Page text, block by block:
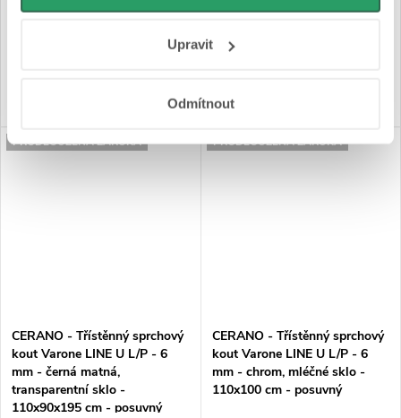
osobní údaje najdete na stránkách
Upravit
Odmítnout
10 370 Kč
PRODLOUŽENÁ ZÁRUKA
CERANO - Třístěnný sprchový
kout Varone LINE U L/P - 6
mm - černá matná,
transparentní sklo -
110x90x195 cm - posuvný
PRODLOUŽENÁ ZÁRUKA
CERANO - Třístěnný sprchový
kout Varone LINE U L/P - 6
mm - chrom, mléčné sklo -
110x100 cm - posuvný